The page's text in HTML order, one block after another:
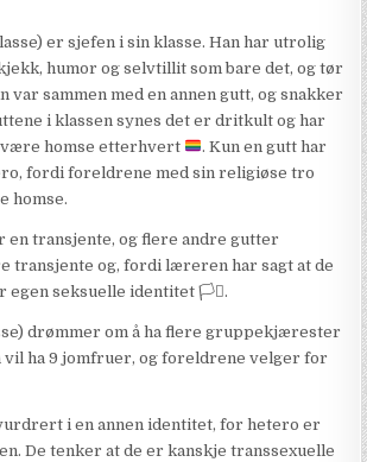
er sjefen i sin klasse. Han har utrolig
humor og selvtillit som bare det, og tør
var sammen med en annen gutt, og snakker
i klassen synes det er dritkult og har
være homse etterhvert
. Kun en gutt har
fordi foreldrene med sin religiøse tro
homse.
en transjente, og flere andre gutter
transjente og, fordi læreren har sagt at de
egen seksuelle identitet 🏳️‍⚧️.
drømmer om å ha flere gruppekjærester
vil ha 9 jomfruer, og foreldrene velger for
i en annen identitet, for hetero er
De tenker at de er kanskje transsexuelle